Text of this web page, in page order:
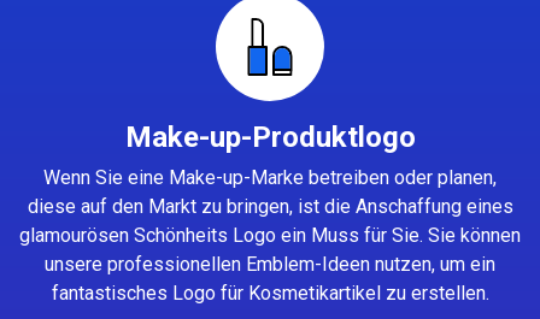
Make-up-Produktlogo
Wenn Sie eine Make-up-Marke betreiben oder planen,
diese auf den Markt zu bringen, ist die Anschaffung eines
glamourösen Schönheits Logo ein Muss für Sie. Sie können
unsere professionellen Emblem-Ideen nutzen, um ein
fantastisches Logo für Kosmetikartikel zu erstellen.